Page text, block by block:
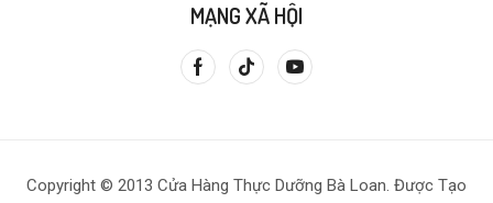
MẠNG XÃ HỘI
Copyright © 2013 Cửa Hàng Thực Dưỡng Bà Loan. Được Tạo